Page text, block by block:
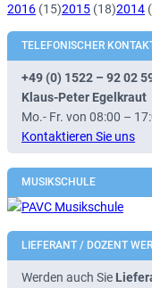
2016 (15)2015 (18)2014
TELEFONISCHER
+49 (0) 1522 – 92 02
Klaus-Peter Egelkraut
Mo.- Fr. von 08:00 –
Kontaktieren Sie uns
MUSIKSCHULE
LIEFERANT / DOZENT
Werden auch Sie